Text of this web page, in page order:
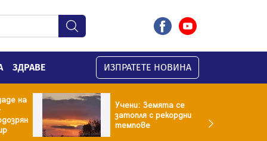
ЗДРАВЕ ИЗПРАТЕТЕ НОВИНА
на
Учени: Земята се
затопля с рекордни
темпове